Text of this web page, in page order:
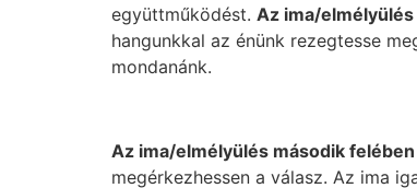
együttműködést. Az ima/
hangunkkal az énünk rezegtesse
mondanánk.
Az ima/elmélyülés második felében
megérkezhessen a válasz. Az ima